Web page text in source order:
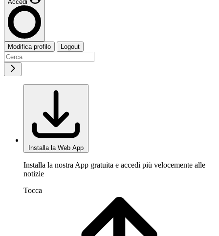
Accedi
Modifica profilo Logout
Installa la Web App
Installa la nostra App gratuita e accedi più velocemente alle
notizie
Tocca